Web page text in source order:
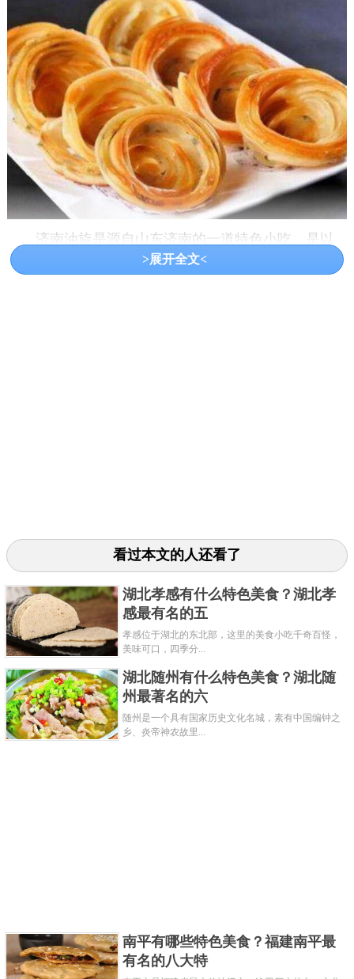
济南油旋是源自山东济南的一道特色小吃，是以
面粉、小葱、花椒粉等食材和配料制作而成的，色泽
德州扒鸡不仅是山东的传统名吃，也是著名的德
州三宝之一，已经上百年的历史，在中国的“鸡”美食
上，绝对可以独占一席。德州扒鸡不仅造型美观，而
且色泽金黄，吃起来肉嫩味鲜，在全国都很有名，还
有着“天下第一鸡”的美誉。
关键字：美食 小吃
>展开全文<
看过本文的人还看了
湖北孝感有什么特色美食？湖北孝
感最有名的五
孝感位于湖北的东北部，这里的美食小吃千奇百怪，
美味可口，四季分...
湖北随州有什么特色美食？湖北随
州最著名的六
随州是一个具有国家历史文化名城，素有中国编钟之
乡、炎帝神农故里...
南平有哪些特色美食？福建南平最
有名的八大特